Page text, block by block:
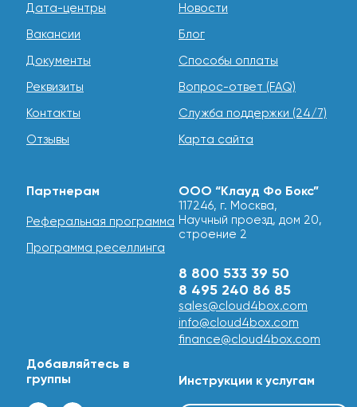
Дата-центры
Вакансии
Документы
Реквизиты
Контакты
Отзывы
Новости
Блог
Способы оплаты
Вопрос-ответ (FAQ)
Служба поддержки (24/7)
Карта сайта
Партнерам
Реферальная программа
Программа реселлинга
Добавляйтесь в
группы
ООО “Клауд Фо Бокс”
117246, г. Москва,
Научный проезд, дом 20,
строение 2
8 800 533 39 50
8 495 240 86 85
sales@cloud4box.com
info@cloud4box.com
finance@cloud4box.com
Инструкции к услугам